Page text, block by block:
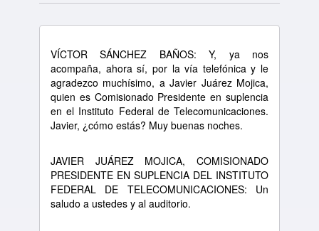
VÍCTOR SÁNCHEZ BAÑOS: Y, ya nos
acompaña, ahora sí, por la vía telefónica y le
agradezco muchísimo, a Javier Juárez Mojica,
quien es Comisionado Presidente en suplencia
en el Instituto Federal de Telecomunicaciones.
Javier, ¿cómo estás? Muy buenas noches.
JAVIER JUÁREZ MOJICA, COMISIONADO
PRESIDENTE EN SUPLENCIA DEL INSTITUTO
FEDERAL DE TELECOMUNICACIONES: Un
saludo a ustedes y al auditorio.